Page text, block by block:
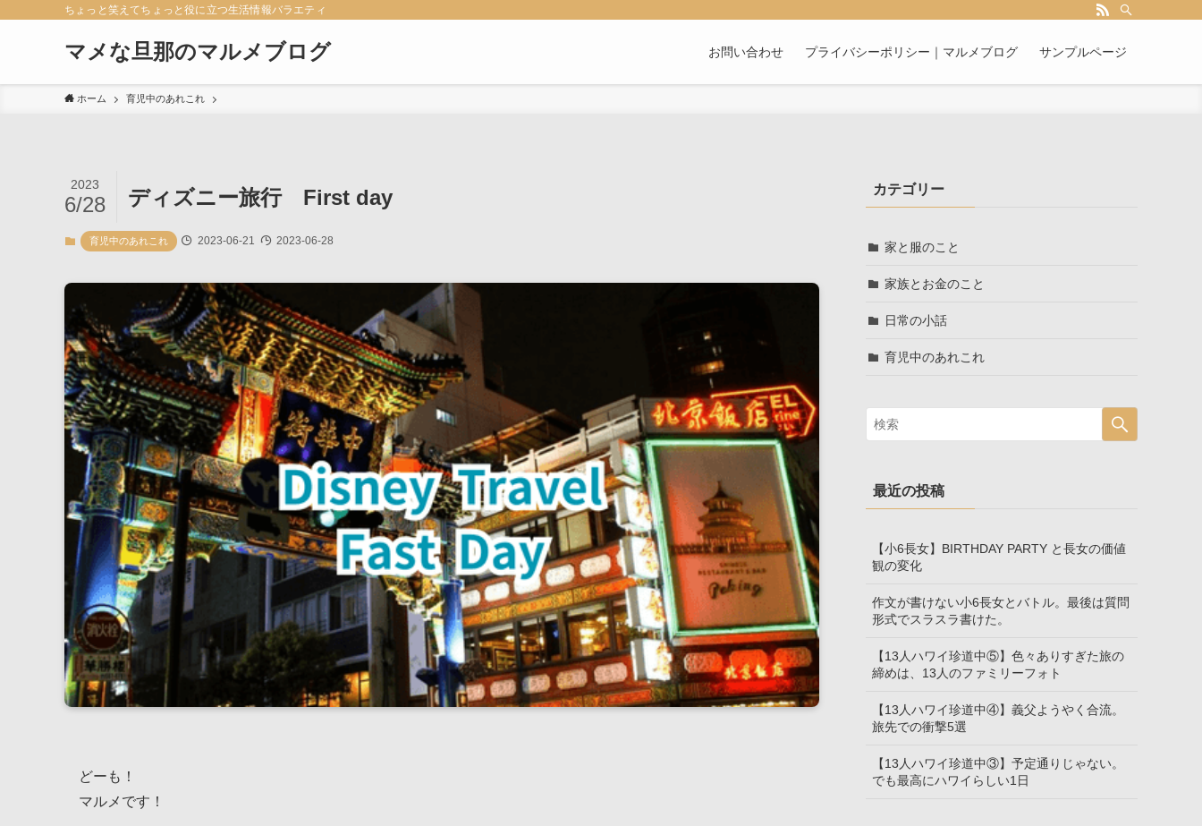
ちょっと笑えてちょっと役に立つ生活情報バラエティ
マメな旦那のマルメブログ お問い合わせ プライバシーポリシー｜マルメブログ サンプルページ
ホーム 育児中のあれこれ
ディズニー旅行 First day
2023
6/28
育児中のあれこれ 2023-06-21 2023-06-28
どーも！
マルメです！
カテゴリー
家と服のこと
家族とお金のこと
日常の小話
育児中のあれこれ
最近の投稿
【小6長女】BIRTHDAY PARTY と長女の価値
観の変化
作文が書けない小6長女とバトル。最後は質問
形式でスラスラ書けた。
【13人ハワイ珍道中⑤】色々ありすぎた旅の
締めは、13人のファミリーフォト
【13人ハワイ珍道中④】義父ようやく合流。
旅先での衝撃5選
【13人ハワイ珍道中③】予定通りじゃない。
でも最高にハワイらしい1日